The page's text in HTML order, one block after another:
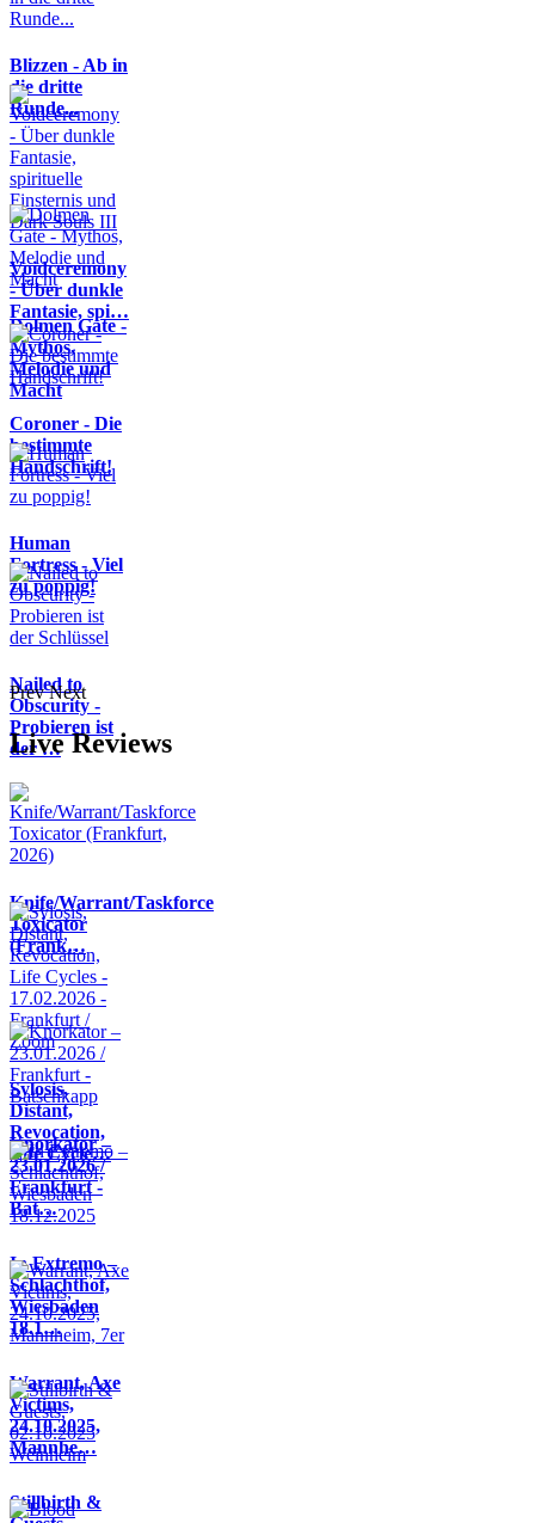
Blizzen - Ab in
die dritte
Runde...
Voidceremony
- Über dunkle
Fantasie, spi…
Dolmen Gate -
Mythos,
Melodie und
Macht
Coroner - Die
bestimmte
Handschrift!
Human
Fortress - Viel
zu poppig!
Nailed to
Obscurity -
Probieren ist
der …
Prev Next
Live Reviews
Knife/Warrant/Taskforce
Toxicator
(Frank…
Sylosis,
Distant,
Revocation,
Life Cycle…
Knorkator –
23.01.2026 /
Frankfurt -
Bat…
In Extremo –
Schlachthof,
Wiesbaden
18.1…
Warrant, Axe
Victims,
24.10.2025,
Mannhe…
Stillbirth &